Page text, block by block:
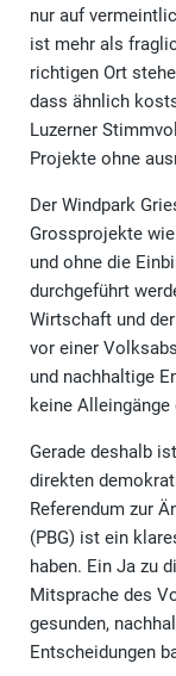
nur auf
ist mehr als
richtigen Ort
dass ähnlich
Luzerner
Projekte ohne
Der Windpark
Grossprojekte
und ohne die
durchgeführt
Wirtschaft und
vor einer
und nachhaltige
keine Alleingänge
Gerade deshalb
direkten
Referendum zur
(PBG) ist ein
haben. Ein Ja zu
Mitsprache des
gesunden,
Entscheidungen